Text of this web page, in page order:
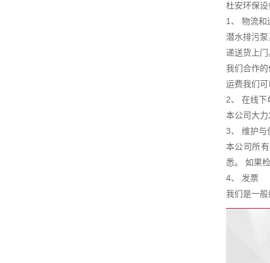
杜安环保
1、 物流和
潜水排污
递送货上门
我们合作
运费我们
2、 在线下
本公司大
3、 维护与
本公司所
悉。 如果
4、 发票
我们是一